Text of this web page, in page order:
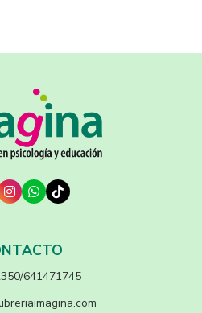
641471745